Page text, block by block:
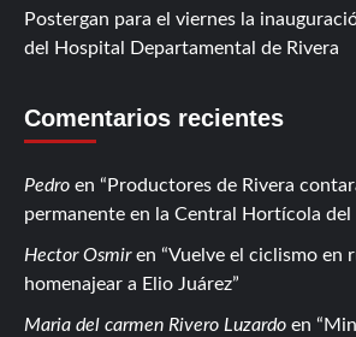
Postergan para el viernes la
del Hospital Departamental de Rivera
Comentarios recientes
Pedro en
Productores de Rivera
permanente en la Central Hortícola
Hector Osmiren
Vuelve el ciclismo en
homenajear a Elio Juárez
Maria del carmen Rivero Luzardo en